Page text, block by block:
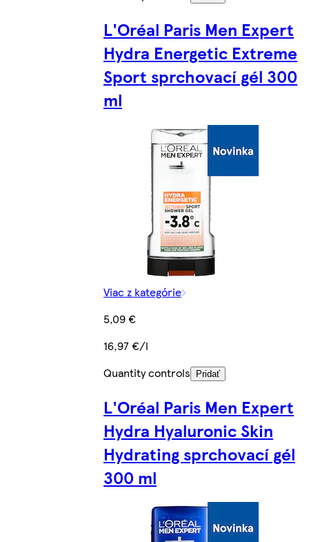
L'Oréal Paris Men Expert
Hydra Energetic Extreme
Sport sprchovací gél 300
ml
Viac z kategórie
5,09 €
16,97 €/l
Quantity controls
Pridať
L'Oréal Paris Men Expert
Hydra Hyaluronic Skin
Hydrating sprchovací gél
300 ml